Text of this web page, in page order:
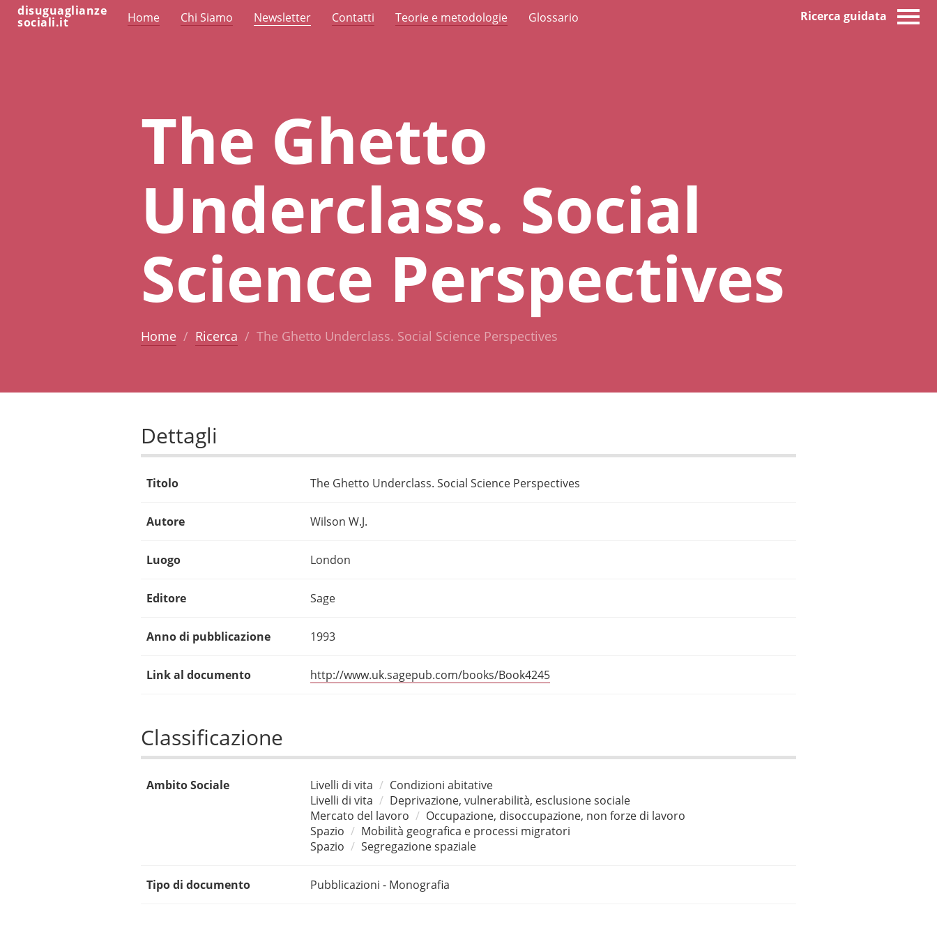
disuguaglianze
sociali.it Home Chi Siamo Newsletter Contatti Teorie e metodologie Glossario Ricerca guidata
The Ghetto
Underclass. Social
Science Perspectives
Home Ricerca The Ghetto Underclass. Social Science Perspectives
Dettagli
Titolo The Ghetto Underclass. Social Science Perspectives
Autore Wilson W.J.
Luogo London
Editore Sage
Anno di pubblicazione 1993
Link al documento http://www.uk.sagepub.com/books/Book4245
Classificazione
Ambito Sociale Livelli di vita
Condizioni abitative
Livelli di vita
Deprivazione, vulnerabilità, esclusione sociale
Mercato del lavoro
Occupazione, disoccupazione, non forze di lavoro
Spazio
Mobilità geografica e processi migratori
Spazio
Segregazione spaziale
Tipo di documento Pubblicazioni - Monografia